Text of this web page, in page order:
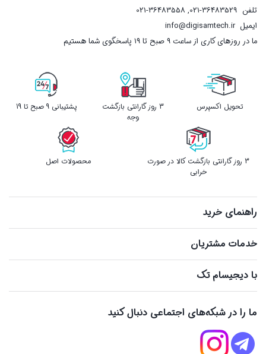
تلفن 021-36483529
,
021-36483558
ایمیلinfo@digisamtech.ir
ما در روزهای کاری از ساعت ۹ صبح تا ۱۹ پاسخگوی شما هستیم
تحویل اکسپرس
3 روز گارانتی بازگشت
وجه
پشتیبانی 9 صبح تا 19
3 روز گارانتی بازگشت کالا در صورت
خرابی
محصولات اصل
راهنمای خرید
خدمات مشتریان
با دیجیسام تک
ما را در شبکه‌های اجتماعی دنبال کنید